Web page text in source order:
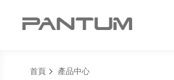
首頁 產品中心